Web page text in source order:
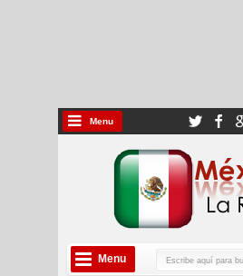
Menu
Menu